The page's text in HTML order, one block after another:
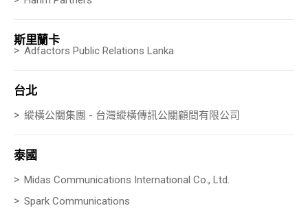
斯里蘭卡
Adfactors Public Relations Lanka
台北
縱橫公關集團 - 台灣縱橫傳訊公關顧問有限公司
泰國
Midas Communications International Co., Ltd.
Spark Communications